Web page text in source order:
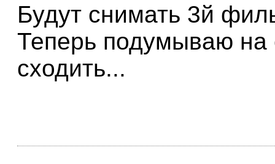
Будут снимать 3й
Теперь подумываю на
сходить...